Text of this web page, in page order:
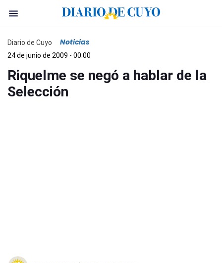
Diario de Cuyo Noticias
24 de junio de 2009 - 00:00
Riquelme se negó a hablar de la
Selección